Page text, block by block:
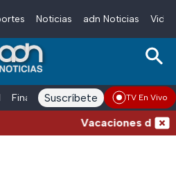
Noticias adn Noticias
Finanzas adn Noticias Radio
Suscríbete TV En Vivo
Vacaciones de